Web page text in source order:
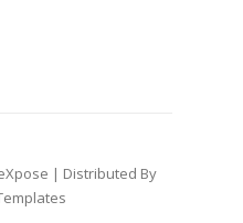
| Distributed By